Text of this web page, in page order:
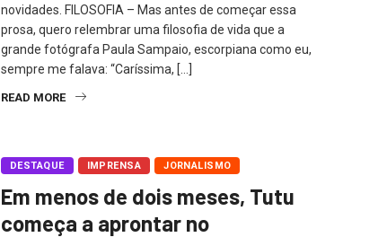
novidades. FILOSOFIA – Mas antes de começar essa
prosa, quero relembrar uma filosofia de vida que a
grande fotógrafa Paula Sampaio, escorpiana como eu,
sempre me falava: “Caríssima, […]
READ MORE
DESTAQUE IMPRENSA JORNALISMO
Em menos de dois meses, Tutu
começa a aprontar no